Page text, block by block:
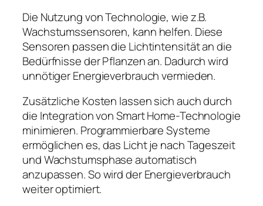
Die Nutzung von Technologie, wie z.B.
Wachstumssensoren, kann helfen. Diese
Sensoren passen die Lichtintensität an die
Bedürfnisse der Pflanzen an. Dadurch wird
unnötiger Energieverbrauch vermieden.
Zusätzliche Kosten lassen sich auch durch
die Integration von Smart Home-Technologie
minimieren. Programmierbare Systeme
ermöglichen es, das Licht je nach Tageszeit
und Wachstumsphase automatisch
anzupassen. So wird der Energieverbrauch
weiter optimiert.